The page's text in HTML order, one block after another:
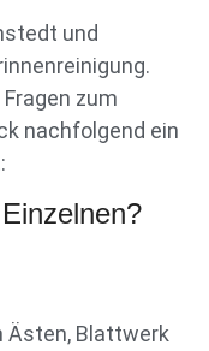
und
zum
nachfolgend ein
Ästen, Blattwerk